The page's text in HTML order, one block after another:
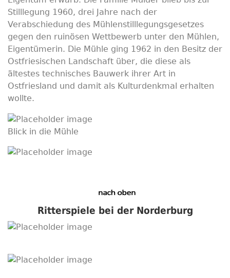
Stilllegung 1960, drei Jahre nach der
Verabschiedung des Mühlenstilllegungsgesetzes
gegen den ruinösen Wettbewerb unter den Mühlen,
Eigentümerin. Die Mühle ging 1962 in den Besitz der
Ostfriesischen Landschaft über, die diese als
ältestes technisches Bauwerk ihrer Art in
Ostfriesland und damit als Kulturdenkmal erhalten
wollte.
Blick in die Mühle
Ritterspiele bei der Norderburg